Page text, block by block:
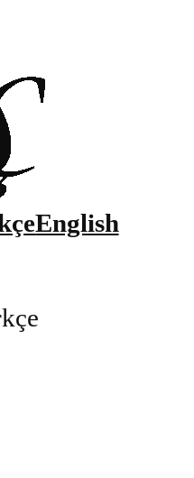
English